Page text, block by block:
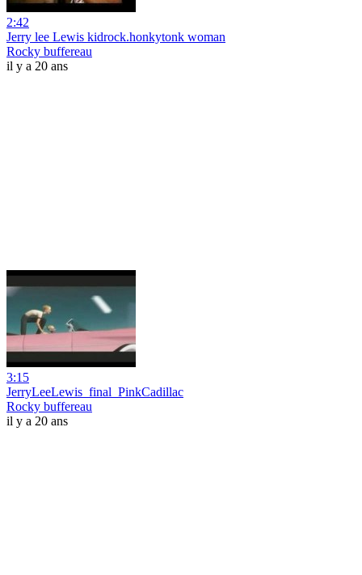
2:42
Jerry lee Lewis kidrock.honkytonk woman
Rocky buffereau
il y a 20 ans
3:15
JerryLeeLewis_final_PinkCadillac
Rocky buffereau
il y a 20 ans